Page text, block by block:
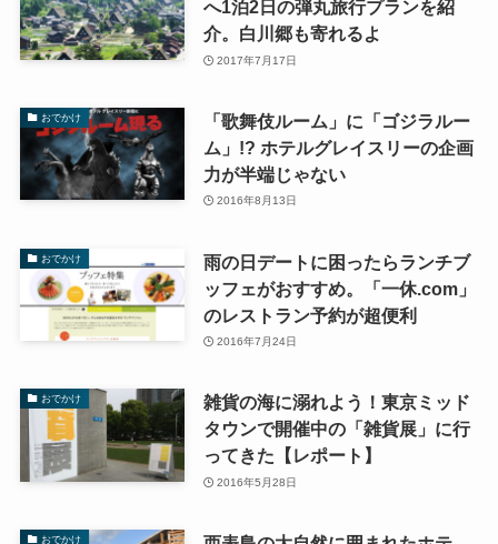
へ1泊2日の弾丸旅行プランを紹
介。白川郷も寄れるよ
2017年7月17日
おでかけ
「歌舞伎ルーム」に「ゴジラルー
ム」!? ホテルグレイスリーの企画
力が半端じゃない
2016年8月13日
おでかけ
雨の日デートに困ったらランチブ
ッフェがおすすめ。「一休.com」
のレストラン予約が超便利
2016年7月24日
おでかけ
雑貨の海に溺れよう！東京ミッド
タウンで開催中の「雑貨展」に行
ってきた【レポート】
2016年5月28日
おでかけ